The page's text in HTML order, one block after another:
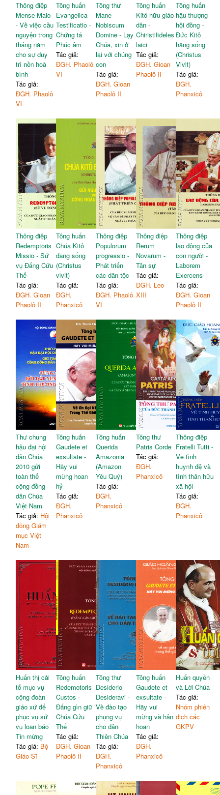
Thông điệp
Mense Maio
- Về việc cầu
nguyện trong
tháng năm
cho sự duy
trì nền hoà
bình
Tác giả:
ĐGH. Phaolô
VI
Tông huấn
Evangelica
Testificatio -
Chứng tá
Phúc âm
Tác giả:
ĐGH. Phaolô
VI
Tông thư
Mane
Nobiscum
Domine - Lạy
Chúa, xin ở
lại với chúng
con
Tác giả:
ĐGH. Gioan
Phaolô II
Tông huấn
Kitô hữu giáo
dân -
Chiristifideles
laici
Tác giả:
ĐGH. Gioan
Phaolô II
Tông huấn
hậu thượng
hội đồng -
Đức Kitô
hằng sống
(Christus
Vivit)
Tác giả:
ĐGH.
Phanxicô
Thông điệp
Redemptoris
Missio - Sứ
vụ Đấng Cứu
Thế
Tác giả:
ĐGH. Gioan
Phaolô II
Tông huấn
Chúa Kitô
đang sống
(Christus
vivit)
Tác giả:
ĐGH.
Phanxicô
Thông điệp
Populorum
progressio -
Phát triển
các dân tộc
Tác giả:
ĐGH. Phaolô
VI
Thông điệp
Rerum
Novarum -
Tân sự
Tác giả:
ĐGH. Leo
XIII
Thông điệp
lao động của
con người -
Laborem
Exercens
Tác giả:
ĐGH. Gioan
Phaolô II
Thư chung
hậu đại hội
dân Chúa
2010 gửi
toàn thể
cộng đồng
dân Chúa
Việt Nam
Tác giả: Hội
đồng Giám
mục Việt
Nam
Tông huấn
Gaudete et
exsultate -
Hãy vui
mừng hoan
hỷ
Tác giả:
ĐGH.
Phanxicô
Tông huấn
Querida
Amazonia
(Amazon
Yêu Quý)
Tác giả:
ĐGH.
Phanxicô
Tông thư
Patris Corde
Tác giả:
ĐGH.
Phanxicô
Thông điệp
Fratelli Tutti -
Về tình
huynh đệ và
tình thân hữu
xã hội
Tác giả:
ĐGH.
Phanxicô
Huấn thị cải
tổ mục vụ
cộng đoàn
giáo xứ để
phục vụ sứ
vụ loan báo
Tin mừng
Tác giả: Bộ
Giáo Sĩ
Tông huấn
Redemotoris
Custos -
Đấng gìn giữ
Chúa Cứu
Thế
Tác giả:
ĐGH. Gioan
Phaolô II
Tông thư
Desiderio
Desideravi -
Về đào tạo
phụng vụ
cho dân
Thiên Chúa
Tác giả:
ĐGH.
Phanxicô
Tông huấn
Gaudete et
exsultate -
Hãy vui
mừng và hân
hoan
Tác giả:
ĐGH.
Phanxicô
Huấn quyền
và Lời Chúa
Tác giả:
Nhóm phiên
dịch các
GKPV